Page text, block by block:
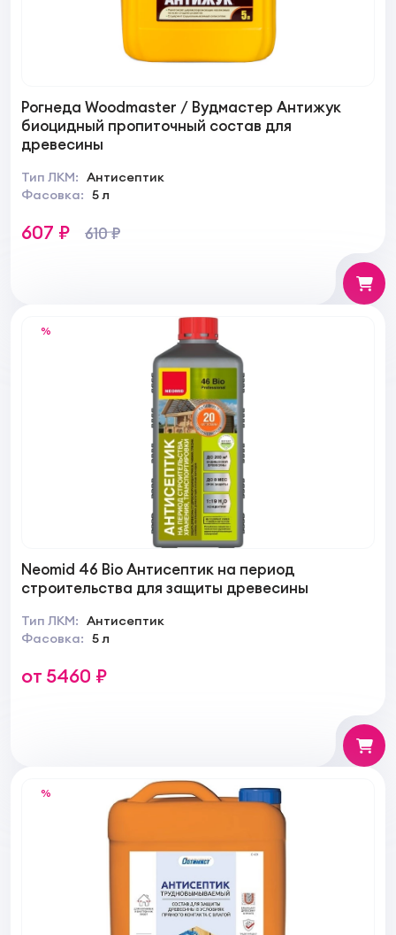
Рогнеда Woodmaster / Вудмастер Антижук
биоцидный пропиточный состав для
древесины
Тип ЛКМ: Антисептик
Фасовка: 5 л
607 ₽ 610 ₽
%
Neomid 46 Bio Антисептик на период
строительства для защиты древесины
Тип ЛКМ: Антисептик
Фасовка: 5 л
от 5460 ₽
%